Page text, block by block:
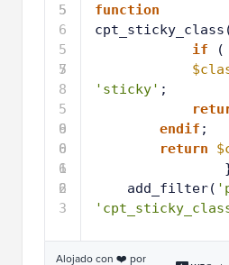
5
5
6
5
7
5
8
5
9
6
0
6
1
6
2
6
3
function
if
'sticky' ;
endif ;
return
add_filter(
Alojado con ❤️ por